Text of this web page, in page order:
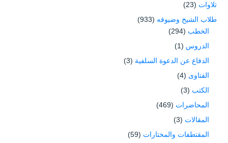
تلاوات (23)
طلاب الشيخ وضيوفه (933)
الخطب (294)
الدروس (1)
الدفاع عن الدعوة السلفية (3)
الفتاوى (4)
الكتب (3)
المحاضرات (469)
المقالات (3)
المقتطفات والمختارات (59)